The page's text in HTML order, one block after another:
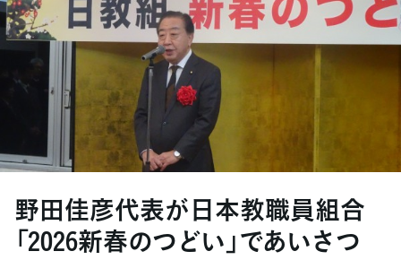
野田佳彦代表が日本教職員組合
「2026新春のつどい」であいさつ